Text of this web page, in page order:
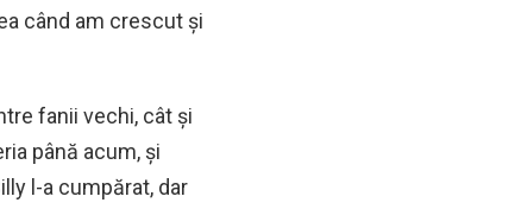
când am crescut și
fanii vechi, cât și
până acum, și
l-a cumpărat, dar